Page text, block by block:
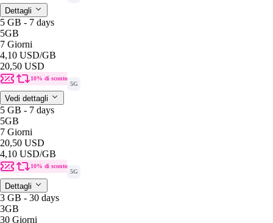
Dettagli
5 GB - 7 days
5GB
7 Giorni
4,10 USD/GB
20,50 USD
10% di sconto
5G
Vedi dettagli
5 GB - 7 days
5GB
7 Giorni
20,50 USD
4,10 USD/GB
10% di sconto
5G
Dettagli
3 GB - 30 days
3GB
30 Giorni